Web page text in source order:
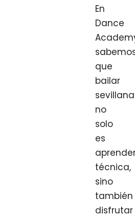
En
Dance
que
bailar
no
solo
es
técnica,
sino
también
disfrutar